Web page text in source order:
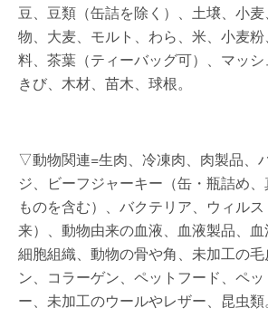
豆、豆類（缶詰を除く）、土壌、小
物、大麦、モルト、わら、米、小麦
料、茶葉（ティーバッグ可）、マッ
きび、木材、苗木、球根。
▽動物関連=生肉、冷凍肉、肉製品、
ジ、ビーフジャーキー（缶・瓶詰め
ものを含む）、バクテリア、ウィル
来）、動物由来の血液、血液製品、血
細胞組織、動物の骨や角、未加工の
ン、コラーゲン、ペットフード、ペ
ー、未加工のウールやレザー、昆虫類。